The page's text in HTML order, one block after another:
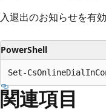
入退出のお知らせを有
PowerShell
関連項目